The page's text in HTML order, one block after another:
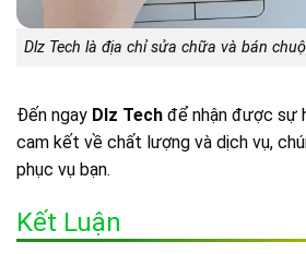
Dlz Tech là địa chỉ sửa chữa và bán
Đến ngay Dlz Tech để nhận được sự
cam kết về chất lượng và dịch vụ,
phục vụ bạn.
Kết Luận